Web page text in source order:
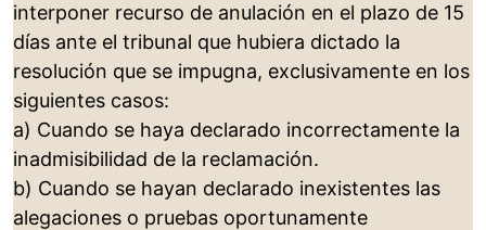
interponer recurso de anulación en el plazo de 15
días ante el tribunal que hubiera dictado la
resolución que se impugna, exclusivamente en los
siguientes casos:
a) Cuando se haya declarado incorrectamente la
inadmisibilidad de la reclamación.
b) Cuando se hayan declarado inexistentes las
alegaciones o pruebas oportunamente